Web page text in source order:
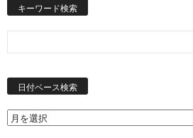
キーワード検索
日付ベース検索
ス